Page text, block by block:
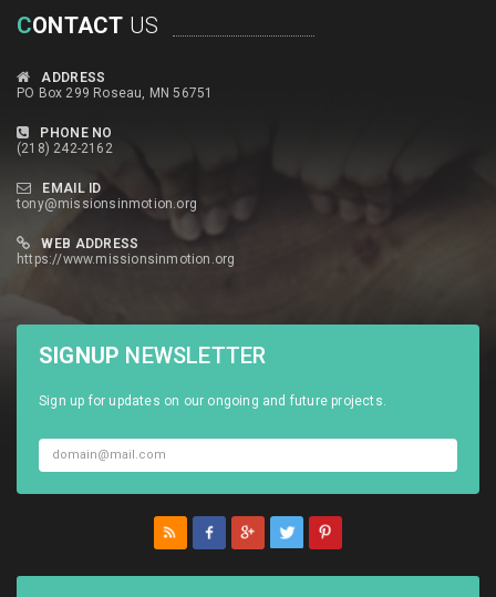
CONTACT US
ADDRESS
PO Box 299 Roseau, MN 56751
PHONE NO
(218) 242-2162
EMAIL ID
tony@missionsinmotion.org
WEB ADDRESS
https://www.missionsinmotion.org
SIGNUP NEWSLETTER
Sign up for updates on our ongoing and future projects.